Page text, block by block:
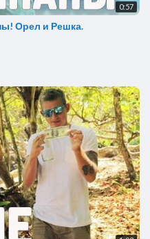
0:57
Орел и Решка.